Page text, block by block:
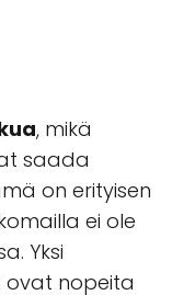
, mikä
saada
on erityisen
ei ole
Yksi
ovat nopeita